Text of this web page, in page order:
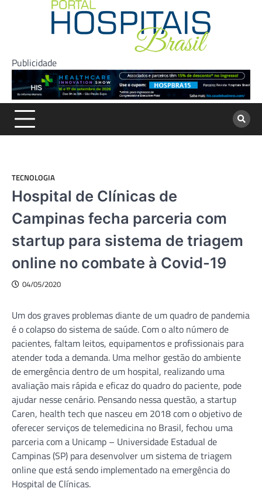
Publicidade
TECNOLOGIA
Hospital de Clínicas de
Campinas fecha parceria com
startup para sistema de triagem
online no combate à Covid-19
04/05/2020
Um dos graves problemas diante de um quadro de pandemia
é o colapso do sistema de saúde. Com o alto número de
pacientes, faltam leitos, equipamentos e profissionais para
atender toda a demanda. Uma melhor gestão do ambiente
de emergência dentro de um hospital, realizando uma
avaliação mais rápida e eficaz do quadro do paciente, pode
ajudar nesse cenário. Pensando nessa questão, a startup
Caren, health tech que nasceu em 2018 com o objetivo de
oferecer serviços de telemedicina no Brasil, fechou uma
parceria com a Unicamp – Universidade Estadual de
Campinas (SP) para desenvolver um sistema de triagem
online que está sendo implementado na emergência do
Hospital de Clínicas.